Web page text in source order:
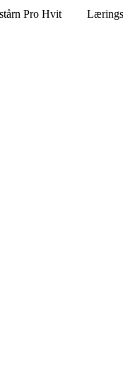
Pro Hvit